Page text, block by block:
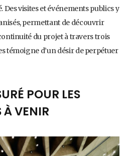
Des visites et événements publics y
permettant de découvrir
du projet à travers trois
témoigne d’un désir de perpétuer
POUR LES
À VENIR